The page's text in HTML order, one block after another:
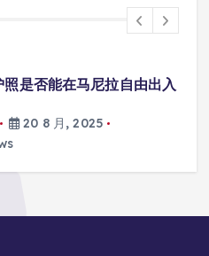
照是否能在马尼拉自由出入
20 8 月, 2025